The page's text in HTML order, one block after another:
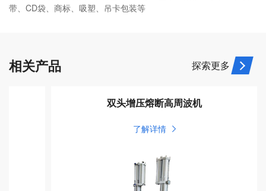
带、CD袋、商标、吸塑、吊卡包装等
相关产品 探索更多
双头增压熔断高周波机
了解详情